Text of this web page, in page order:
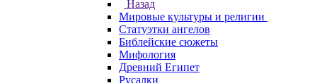
Назад
Мировые культуры и религии
Статуэтки ангелов
Библейские сюжеты
Мифология
Древний Египет
Русалки